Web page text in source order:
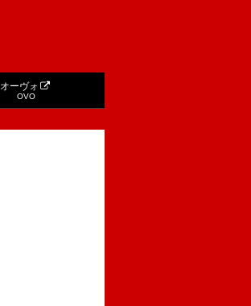
オーヴォ
OVO